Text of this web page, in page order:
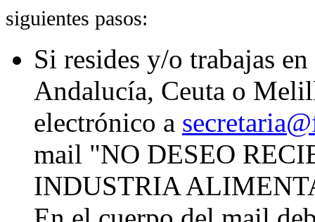
siguientes pasos:
Si resides y/o trabajas
Andalucía, Ceuta o
electrónico a
mail "NO DESEO
INDUSTRIA